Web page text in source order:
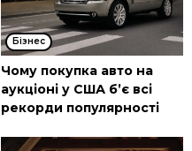
Бізнес
Чому покупка авто на
аукціоні у США б’є всі
рекорди популярності